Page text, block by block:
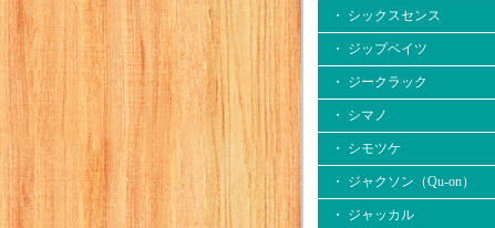
・ シックスセンス
・ ジップベイツ
・ ジークラック
・ シマノ
・ シモツケ
・ ジャクソン（Qu-on）
・ ジャッカル